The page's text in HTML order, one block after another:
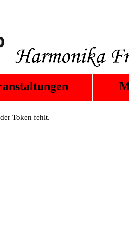
Token fehlt.